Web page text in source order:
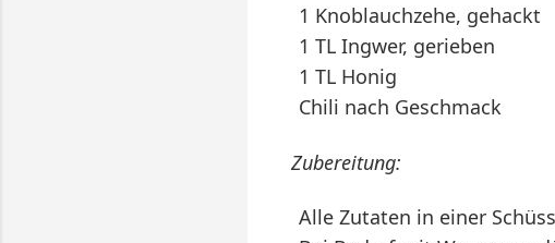
1 Knoblauchzehe, gehackt
1 TL Ingwer, gerieben
1 TL Honig
Chili nach Geschmack
Zubereitung:
Alle Zutaten in einer